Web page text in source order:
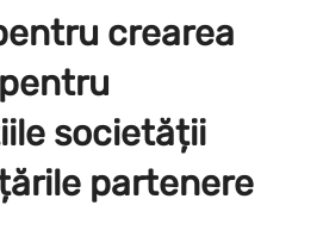
crearea
societății
partenere